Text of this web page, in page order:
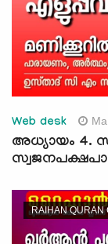
Web desk
അധ്യായം 4.
RAIHAN QURAN